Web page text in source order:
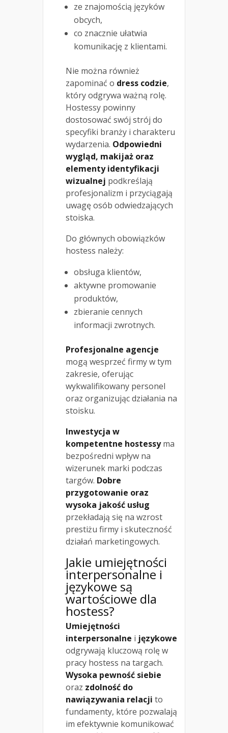
ze znajomością języków
obcych,
co znacznie ułatwia
komunikację z klientami.
Nie można również
zapominać o dress codzie,
który odgrywa ważną rolę.
Hostessy powinny
dostosować swój strój do
specyfiki branży i charakteru
wydarzenia. Odpowiedni
wygląd, makijaż oraz
elementy identyfikacji
wizualnej podkreślają
profesjonalizm i przyciągają
uwagę osób odwiedzających
stoiska.
Do głównych obowiązków
hostess należy:
obsługa klientów,
aktywne promowanie
produktów,
zbieranie cennych
informacji zwrotnych.
Profesjonalne agencje
mogą wesprzeć firmy w tym
zakresie, oferując
wykwalifikowany personel
oraz organizując działania na
stoisku.
Inwestycja w
kompetentne hostessyma
bezpośredni wpływ na
wizerunek marki podczas
targów. Dobre
przygotowanie oraz
wysoka jakość usług
przekładają się na wzrost
prestiżu firmy i skuteczność
działań marketingowych.
Jakie umiejętności
interpersonalne i
językowe są
wartościowe dla
hostess?
Umiejętności
interpersonalne i językowe
odgrywają kluczową rolę w
pracy hostess na targach.
Wysoka pewność siebie
oraz zdolność do
nawiązywania relacji to
fundamenty, które pozwalają
im efektywnie komunikować